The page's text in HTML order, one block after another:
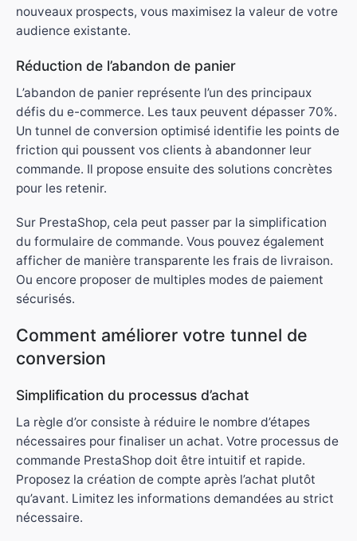
nouveaux prospects, vous maximisez la valeur de votre
audience existante.
Réduction de l’abandon de panier
L’abandon de panier représente l’un des principaux
défis du e-commerce. Les taux peuvent dépasser 70%.
Un tunnel de conversion optimisé identifie les points de
friction qui poussent vos clients à abandonner leur
commande. Il propose ensuite des solutions concrètes
pour les retenir.
Sur PrestaShop, cela peut passer par la simplification
du formulaire de commande. Vous pouvez également
afficher de manière transparente les frais de livraison.
Ou encore proposer de multiples modes de paiement
sécurisés.
Comment améliorer votre tunnel de
conversion
Simplification du processus d’achat
La règle d’or consiste à réduire le nombre d’étapes
nécessaires pour finaliser un achat. Votre processus de
commande PrestaShop doit être intuitif et rapide.
Proposez la création de compte après l’achat plutôt
qu’avant. Limitez les informations demandées au strict
nécessaire.